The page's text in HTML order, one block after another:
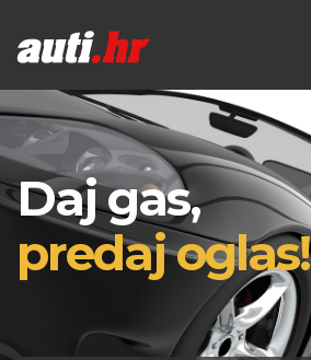
Daj gas,
predaj oglas!